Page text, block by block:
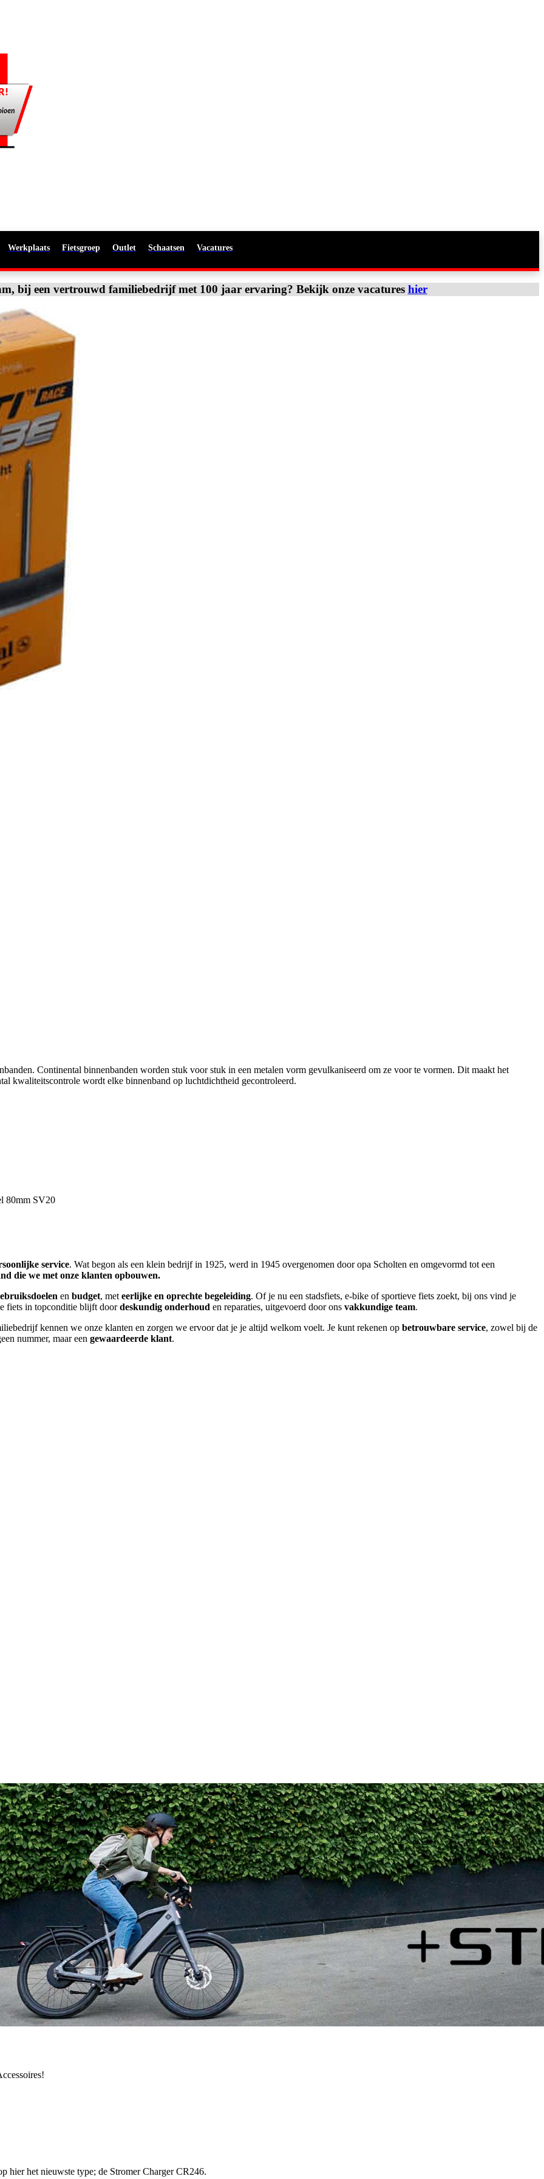
Werkplaats Fietsgroep Outlet Schaatsen Vacatures
bij een vertrouwd familiebedrijf met 100 jaar ervaring? Bekijk onze vacatures hier
Continental binnenbanden worden stuk voor stuk in een metalen vorm gevulkaniseerd om ze voor te vormen. Dit maakt het
kwaliteitscontrole wordt elke binnenband op luchtdichtheid gecontroleerd.
80mm SV20
service. Wat begon als een klein bedrijf in 1925, werd in 1945 overgenomen door opa Scholten en omgevormd tot een
die we met onze klanten opbouwen.
en budget, met eerlijke en oprechte begeleiding. Of je nu een stadsfiets, e-bike of sportieve fiets zoekt, bij ons vind je
fiets in topconditie blijft doordeskundig onderhoud en reparaties, uitgevoerd door ons vakkundige team.
kennen we onze klanten en zorgen we ervoor dat je je altijd welkom voelt. Je kunt rekenen op betrouwbare service, zowel bij de
nummer, maar een gewaardeerde klant.
hier het nieuwste type; de Stromer Charger CR246.